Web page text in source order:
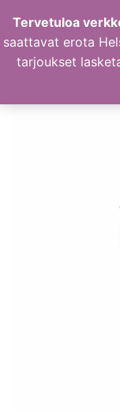
sisältöön
Tervetuloa
saattavat erota
tarjoukset